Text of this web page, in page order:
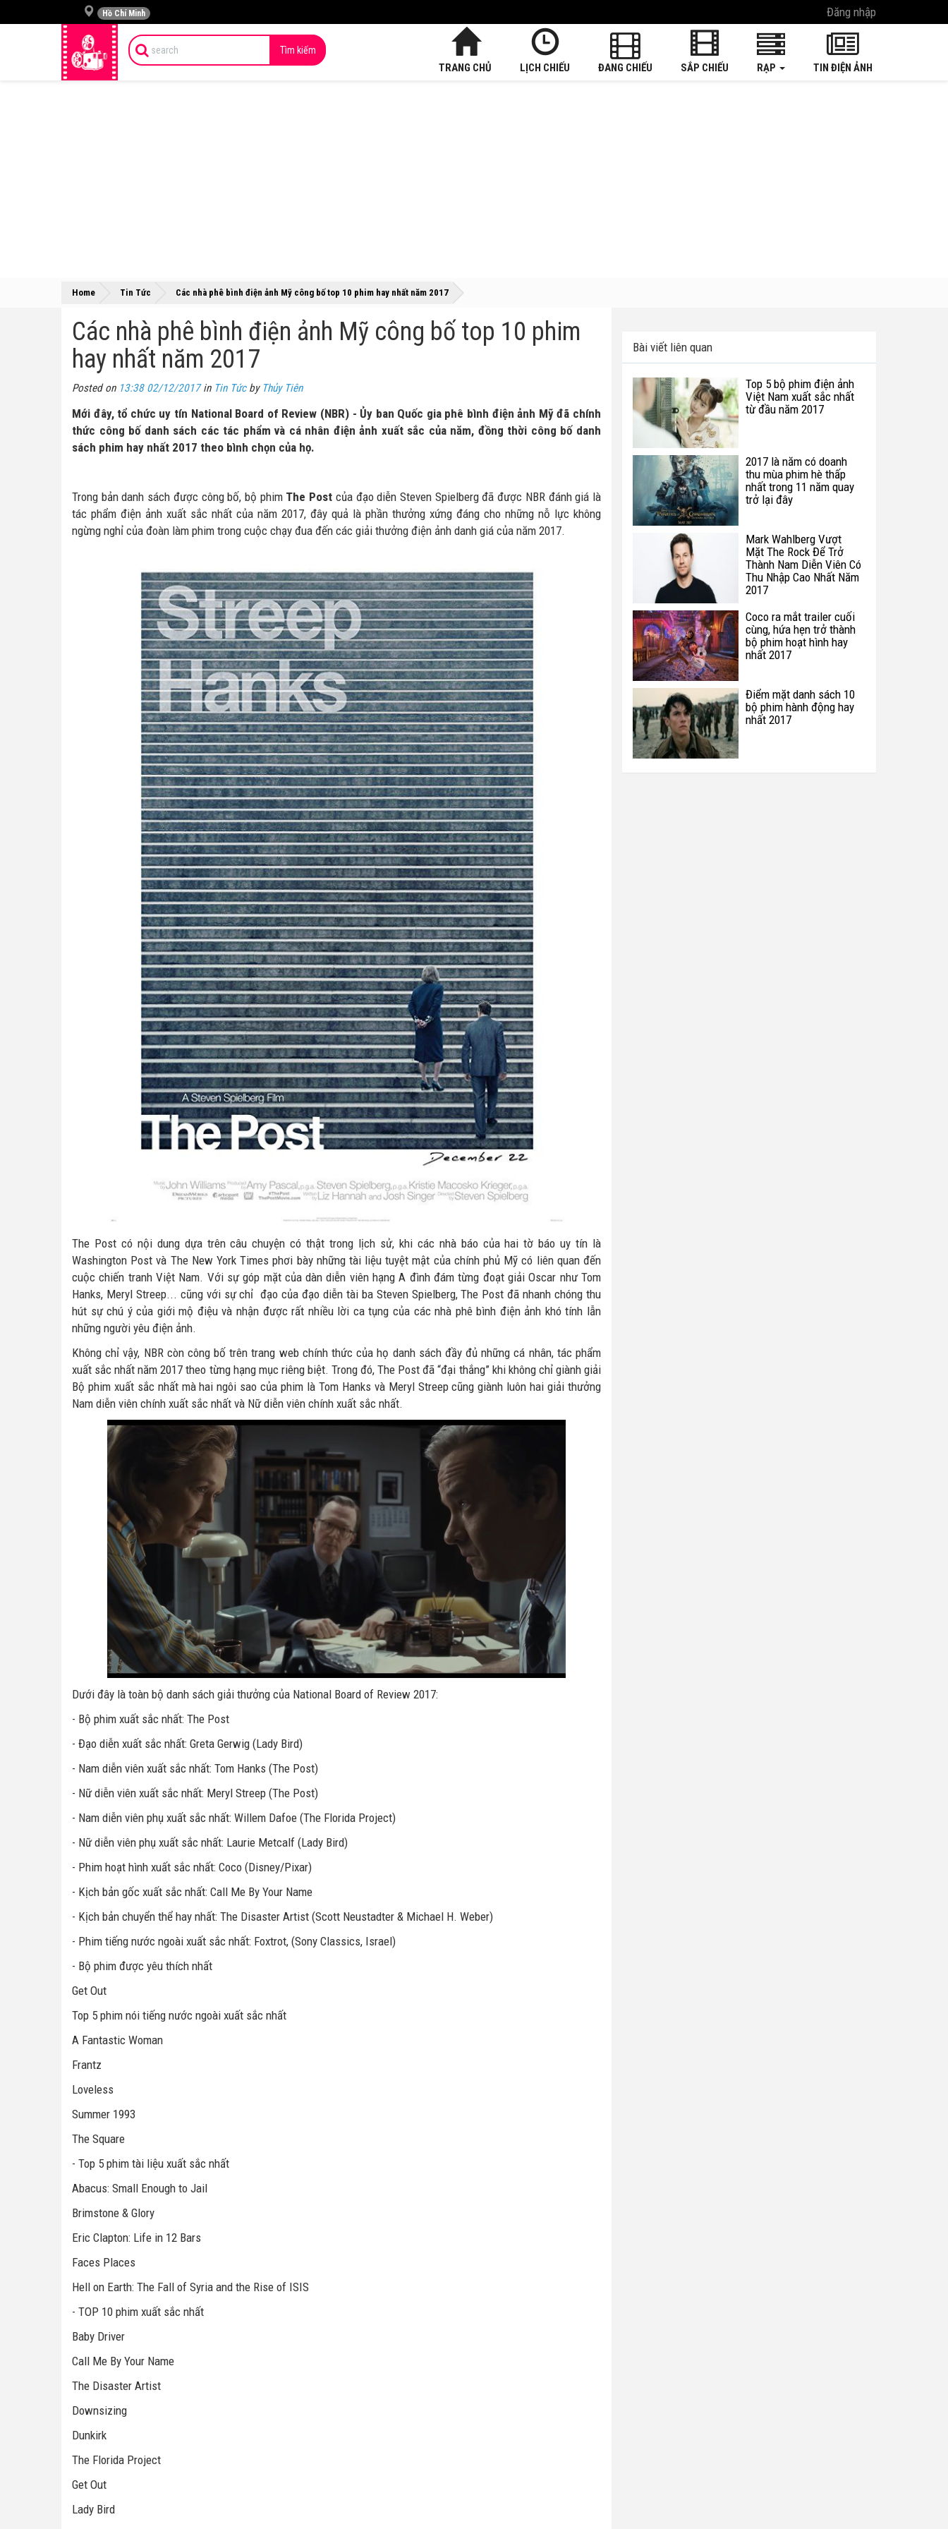
Hồ Chí Minh Đăng nhập
Tìm kiếm
TRANG CHỦ LỊCH CHIẾU ĐANG CHIẾU SẮP CHIẾU RẠP TIN ĐIỆN ẢNH
Home »
Tin Tức »
Các nhà phê bình điện ảnh Mỹ công bố top 10 phim hay nhất năm 2017
Các nhà phê bình điện ảnh Mỹ công bố top 10 phim
hay nhất năm 2017
Posted on 13:38 02/12/2017in Tin Tứcby Thủy Tiên
Mới đây, tổ chức uy tín National Board of Review (NBR) - Ủy ban Quốc gia phê bình điện ảnh Mỹ đã chính
thức công bố danh sách các tác phẩm và cá nhân điện ảnh xuất sắc của năm, đồng thời công bố danh
sách phim hay nhất 2017 theo bình chọn của họ.
Trong bản danh sách được công bố, bộ phim The Post của đạo diễn Steven Spielberg đã được NBR đánh giá là
tác phẩm điện ảnh xuất sắc nhất của năm 2017, đây quả là phần thưởng xứng đáng cho những nỗ lực không
ngừng nghỉ của đoàn làm phim trong cuộc chạy đua đến các giải thưởng điện ảnh danh giá của năm 2017.
The Post có nội dung dựa trên câu chuyện có thật trong lịch sử, khi các nhà báo của hai tờ báo uy tín là
Washington Post và The New York Times phơi bày những tài liệu tuyệt mật của chính phủ Mỹ có liên quan đến
cuộc chiến tranh Việt Nam. Với sự góp mặt của dàn diễn viên hạng A đình đám từng đoạt giải Oscar như Tom
Hanks, Meryl Streep... cũng với sự chỉ đạo của đạo diễn tài ba Steven Spielberg, The Post đã nhanh chóng thu
hút sự chú ý của giới mộ điệu và nhận được rất nhiều lời ca tụng của các nhà phê bình điện ảnh khó tính lẫn
những người yêu điện ảnh.
Không chỉ vậy, NBR còn công bố trên trang web chính thức của họ danh sách đầy đủ những cá nhân, tác phẩm
xuất sắc nhất năm 2017 theo từng hạng mục riêng biệt. Trong đó, The Post đã “đại thắng” khi không chỉ giành giải
Bộ phim xuất sắc nhất mà hai ngôi sao của phim là Tom Hanks và Meryl Streep cũng giành luôn hai giải thưởng
Nam diễn viên chính xuất sắc nhất và Nữ diễn viên chính xuất sắc nhất.
Dưới đây là toàn bộ danh sách giải thưởng của National Board of Review 2017:
- Bộ phim xuất sắc nhất: The Post
- Đạo diễn xuất sắc nhất: Greta Gerwig (Lady Bird)
- Nam diễn viên xuất sắc nhất: Tom Hanks (The Post)
- Nữ diễn viên xuất sắc nhất: Meryl Streep (The Post)
- Nam diễn viên phụ xuất sắc nhất: Willem Dafoe (The Florida Project)
- Nữ diễn viên phụ xuất sắc nhất: Laurie Metcalf (Lady Bird)
- Phim hoạt hình xuất sắc nhất: Coco (Disney/Pixar)
- Kịch bản gốc xuất sắc nhất: Call Me By Your Name
- Kịch bản chuyển thể hay nhất: The Disaster Artist (Scott Neustadter & Michael H. Weber)
- Phim tiếng nước ngoài xuất sắc nhất: Foxtrot, (Sony Classics, Israel)
- Bộ phim được yêu thích nhất
Get Out
Top 5 phim nói tiếng nước ngoài xuất sắc nhất
A Fantastic Woman
Frantz
Loveless
Summer 1993
The Square
- Top 5 phim tài liệu xuất sắc nhất
Abacus: Small Enough to Jail
Brimstone & Glory
Eric Clapton: Life in 12 Bars
Faces Places
Hell on Earth: The Fall of Syria and the Rise of ISIS
- TOP 10 phim xuất sắc nhất
Baby Driver
Call Me By Your Name
The Disaster Artist
Downsizing
Dunkirk
The Florida Project
Get Out
Lady Bird
Bài viết liên quan
Top 5 bộ phim điện ảnh
Việt Nam xuất sắc nhất
từ đầu năm 2017
2017 là năm có doanh
thu mùa phim hè thấp
nhất trong 11 năm quay
trở lại đây
Mark Wahlberg Vượt
Mặt The Rock Để Trở
Thành Nam Diễn Viên Có
Thu Nhập Cao Nhất Năm
2017
Coco ra mắt trailer cuối
cùng, hứa hẹn trở thành
bộ phim hoạt hình hay
nhất 2017
Điểm mặt danh sách 10
bộ phim hành động hay
nhất 2017